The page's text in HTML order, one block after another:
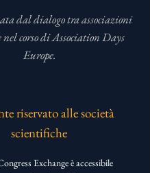
dal dialogo tra associazioni
corso di Association Days
Europe.
riservato alle società
scientifiche
Exchange è accessibile